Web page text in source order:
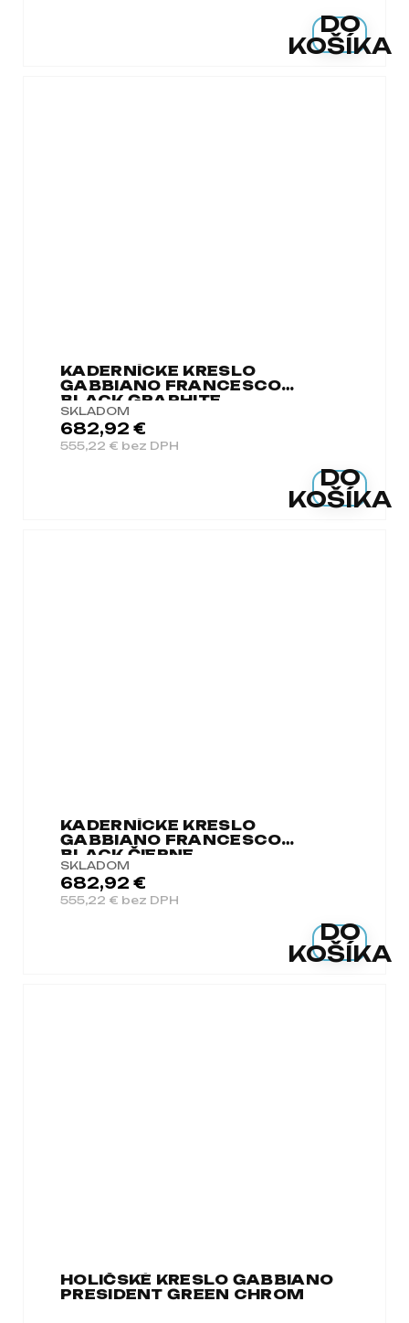
DO
KOŠÍKA
KADERNÍCKE KRESLO
GABBIANO FRANCESCO
BLACK GRAPHITE
SKLADOM
555,22 € bez DPH
682,92 €
DO
KOŠÍKA
KADERNÍCKE KRESLO
GABBIANO FRANCESCO
BLACK ČIERNE
SKLADOM
555,22 € bez DPH
682,92 €
DO
KOŠÍKA
HOLIČSKÉ KRESLO GABBIANO
PRESIDENT GREEN CHROM